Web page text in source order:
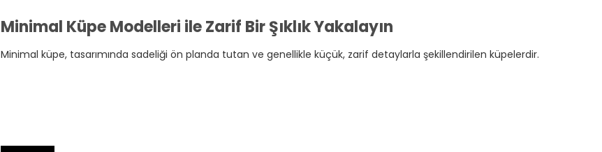
Minimal Küpe Modelleri ile Zarif Bir Şıklık Yakalayın
Minimal küpe, tasarımında sadeliği ön planda tutan ve genellikle küçük, zarif detaylarla şekillendirilen küpelerdir.